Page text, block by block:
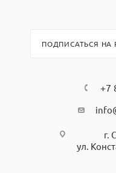
ПОДПИСАТЬСЯ НА
+7
г.
ул.